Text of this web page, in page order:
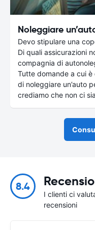
Noleggiare
Devo stipulare una
Di quali assicurazioni
compagnia di
Tutte domande a cui
di noleggiare un’auto
crediamo che non ci
8.4
I clienti ci
recensioni